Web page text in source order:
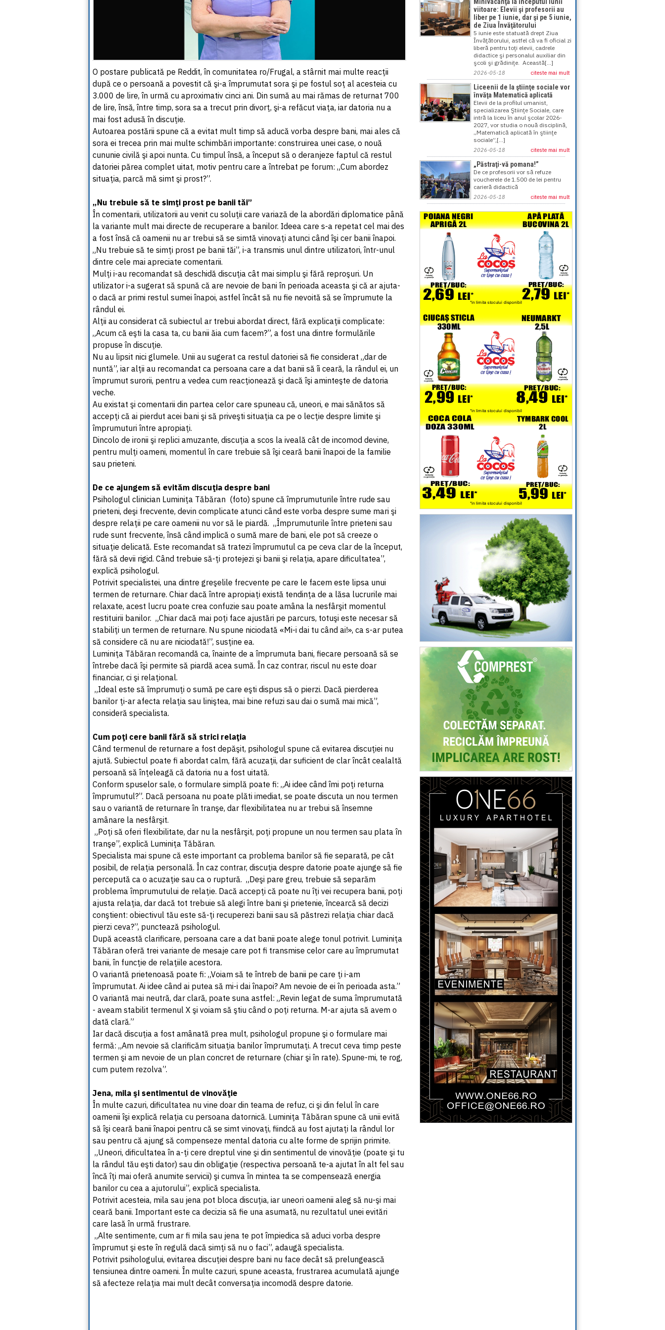
O postare publicată pe Reddit, în comunitatea ro/Frugal, a stârnit mai multe reacţii
după ce o persoană a povestit că şi-a împrumutat sora şi pe fostul soţ al acesteia cu
3.000 de lire, în urmă cu aproximativ cinci ani. Din sumă au mai rămas de returnat 700
de lire, însă, între timp, sora sa a trecut prin divorţ, şi-a refăcut viaţa, iar datoria nu a
mai fost adusă în discuţie.
Autoarea postării spune că a evitat mult timp să aducă vorba despre bani, mai ales că
sora ei trecea prin mai multe schimbări importante: construirea unei case, o nouă
cununie civilă şi apoi nunta. Cu timpul însă, a început să o deranjeze faptul că restul
datoriei părea complet uitat, motiv pentru care a întrebat pe forum: „Cum abordez
situaţia, parcă mă simt şi prost?”.
„Nu trebuie să te simţi prost pe banii tăi”
În comentarii, utilizatorii au venit cu soluţii care variază de la abordări diplomatice până
la variante mult mai directe de recuperare a banilor. Ideea care s-a repetat cel mai des
a fost însă că oamenii nu ar trebui să se simtă vinovaţi atunci când îşi cer banii înapoi.
„Nu trebuie să te simţi prost pe banii tăi”, i-a transmis unul dintre utilizatori, într-unul
dintre cele mai apreciate comentarii.
Mulţi i-au recomandat să deschidă discuţia cât mai simplu şi fără reproşuri. Un
utilizator i-a sugerat să spună că are nevoie de bani în perioada aceasta şi că ar ajuta-
o dacă ar primi restul sumei înapoi, astfel încât să nu fie nevoită să se împrumute la
rândul ei.
Alţii au considerat că subiectul ar trebui abordat direct, fără explicaţii complicate:
„Acum că eşti la casa ta, cu banii ăia cum facem?”, a fost una dintre formulările
propuse în discuţie.
Nu au lipsit nici glumele. Unii au sugerat ca restul datoriei să fie considerat „dar de
nuntă”, iar alţii au recomandat ca persoana care a dat banii să îi ceară, la rândul ei, un
împrumut surorii, pentru a vedea cum reacţionează şi dacă îşi aminteşte de datoria
veche.
Au existat şi comentarii din partea celor care spuneau că, uneori, e mai sănătos să
accepţi că ai pierdut acei bani şi să priveşti situaţia ca pe o lecţie despre limite şi
împrumuturi între apropiaţi.
Dincolo de ironii şi replici amuzante, discuţia a scos la iveală cât de incomod devine,
pentru mulţi oameni, momentul în care trebuie să îşi ceară banii înapoi de la familie
sau prieteni.
De ce ajungem să evităm discuţia despre bani
Psihologul clinician Luminiţa Tăbăran (foto) spune că împrumuturile între rude sau
prieteni, deşi frecvente, devin complicate atunci când este vorba despre sume mari şi
despre relaţii pe care oamenii nu vor să le piardă. „Împrumuturile între prieteni sau
rude sunt frecvente, însă când implică o sumă mare de bani, ele pot să creeze o
situaţie delicată. Este recomandat să tratezi împrumutul ca pe ceva clar de la început,
fără să devii rigid. Când trebuie să-ţi protejezi şi banii şi relaţia, apare dificultatea”,
explică psihologul.
Potrivit specialistei, una dintre greşelile frecvente pe care le facem este lipsa unui
termen de returnare. Chiar dacă între apropiaţi există tendinţa de a lăsa lucrurile mai
relaxate, acest lucru poate crea confuzie sau poate amâna la nesfârşit momentul
restituirii banilor. „Chiar dacă mai poţi face ajustări pe parcurs, totuşi este necesar să
stabiliţi un termen de returnare. Nu spune niciodată «Mi-i dai tu când ai!», ca s-ar putea
să considere că nu are niciodată!”, susţine ea.
Luminiţa Tăbăran recomandă ca, înainte de a împrumuta bani, fiecare persoană să se
întrebe dacă îşi permite să piardă acea sumă. În caz contrar, riscul nu este doar
financiar, ci şi relaţional.
„Ideal este să împrumuţi o sumă pe care eşti dispus să o pierzi. Dacă pierderea
banilor ţi-ar afecta relaţia sau liniştea, mai bine refuzi sau dai o sumă mai mică”,
consideră specialista.
Cum poţi cere banii fără să strici relaţia
Când termenul de returnare a fost depăşit, psihologul spune că evitarea discuţiei nu
ajută. Subiectul poate fi abordat calm, fără acuzaţii, dar suficient de clar încât cealaltă
persoană să înţeleagă că datoria nu a fost uitată.
Conform spuselor sale, o formulare simplă poate fi: „Ai idee când îmi poţi returna
împrumutul?”. Dacă persoana nu poate plăti imediat, se poate discuta un nou termen
sau o variantă de returnare în tranşe, dar flexibilitatea nu ar trebui să însemne
amânare la nesfârşit.
„Poţi să oferi flexibilitate, dar nu la nesfârşit, poţi propune un nou termen sau plata în
tranşe”, explică Luminiţa Tăbăran.
Specialista mai spune că este important ca problema banilor să fie separată, pe cât
posibil, de relaţia personală. În caz contrar, discuţia despre datorie poate ajunge să fie
percepută ca o acuzaţie sau ca o ruptură. „Deşi pare greu, trebuie să separăm
problema împrumutului de relaţie. Dacă accepţi că poate nu îţi vei recupera banii, poţi
ajusta relaţia, dar dacă tot trebuie să alegi între bani şi prietenie, încearcă să decizi
conştient: obiectivul tău este să-ţi recuperezi banii sau să păstrezi relaţia chiar dacă
pierzi ceva?”, punctează psihologul.
După această clarificare, persoana care a dat banii poate alege tonul potrivit. Luminiţa
Tăbăran oferă trei variante de mesaje care pot fi transmise celor care au împrumutat
banii, în funcţie de relaţiile acestora.
O variantă prietenoasă poate fi: „Voiam să te întreb de banii pe care ţi i-am
împrumutat. Ai idee când ai putea să mi-i dai înapoi? Am nevoie de ei în perioada asta.”
O variantă mai neutră, dar clară, poate suna astfel: „Revin legat de suma împrumutată
- aveam stabilit termenul X şi voiam să ştiu când o poţi returna. M-ar ajuta să avem o
dată clară.”
Iar dacă discuţia a fost amânată prea mult, psihologul propune şi o formulare mai
fermă: „Am nevoie să clarificăm situaţia banilor împrumutaţi. A trecut ceva timp peste
termen şi am nevoie de un plan concret de returnare (chiar şi în rate). Spune-mi, te rog,
cum putem rezolva”.
Jena, mila şi sentimentul de vinovăţie
În multe cazuri, dificultatea nu vine doar din teama de refuz, ci şi din felul în care
oamenii îşi explică relaţia cu persoana datornică. Luminiţa Tăbăran spune că unii evită
să îşi ceară banii înapoi pentru că se simt vinovaţi, fiindcă au fost ajutaţi la rândul lor
sau pentru că ajung să compenseze mental datoria cu alte forme de sprijin primite.
„Uneori, dificultatea în a-ţi cere dreptul vine şi din sentimentul de vinovăţie (poate şi tu
la rândul tău eşti dator) sau din obligaţie (respectiva persoană te-a ajutat în alt fel sau
încă îţi mai oferă anumite servicii) şi cumva în mintea ta se compensează energia
banilor cu cea a ajutorului”, explică specialista.
Potrivit acesteia, mila sau jena pot bloca discuţia, iar uneori oamenii aleg să nu-şi mai
ceară banii. Important este ca decizia să fie una asumată, nu rezultatul unei evitări
care lasă în urmă frustrare.
„Alte sentimente, cum ar fi mila sau jena te pot împiedica să aduci vorba despre
împrumut şi este în regulă dacă simţi să nu o faci”, adaugă specialista.
Potrivit psihologului, evitarea discuţiei despre bani nu face decât să prelungească
tensiunea dintre oameni. În multe cazuri, spune aceasta, frustrarea acumulată ajunge
să afecteze relaţia mai mult decât conversaţia incomodă despre datorie.
viitoare: Elevii şi profesorii au
liber pe 1 iunie, dar şi pe 5 iunie,
de Ziua Învăţătorului
5 iunie este statuată drept Ziua
Învăţătorului, astfel că va fi oficial zi
liberă pentru toţi elevii, cadrele
didactice şi personalul auxiliar din
şcoli şi grădiniţe. Această[...]
2026-05-18 citeste mai mult
Liceenii de la ştiinţe sociale vor
învăţa Matematică aplicată
Elevii de la profilul umanist,
specializarea Ştiinţe Sociale, care
intră la liceu în anul şcolar 2026-
2027, vor studia o nouă disciplină,
„Matematică aplicată în ştiinţe
sociale”,[...]
2026-05-18 citeste mai mult
„Păstraţi-vă pomana!”
De ce profesorii vor să refuze
voucherele de 1.500 de lei pentru
carieră didactică
2026-05-18 citeste mai mult